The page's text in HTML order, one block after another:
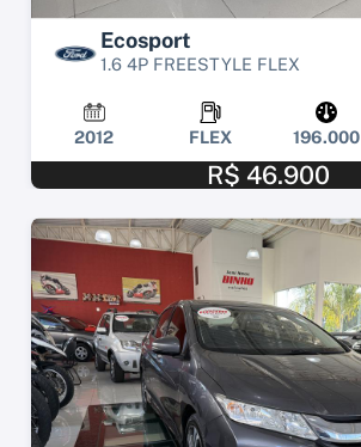
Ecosport
1.6 4P FREESTYLE FLEX
2012 FLEX 196.000
R$ 46.900